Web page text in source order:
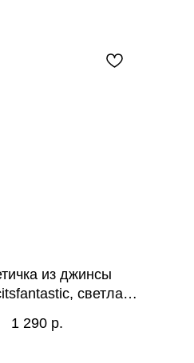
из джинсы
светлая
1 290 р.